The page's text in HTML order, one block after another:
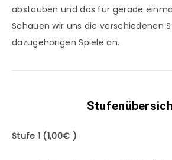
abstauben und das für gerade einmal
Schauen wir uns die verschiedenen
dazugehörigen Spiele an.
Stufe 1 (1,00€ )